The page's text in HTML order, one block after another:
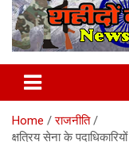
Latest
News,
Hindi
Home
राजनीति
क्षत्रिय सेना के